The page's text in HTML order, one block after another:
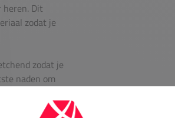
Dit
zodat je
zodat je
naden om